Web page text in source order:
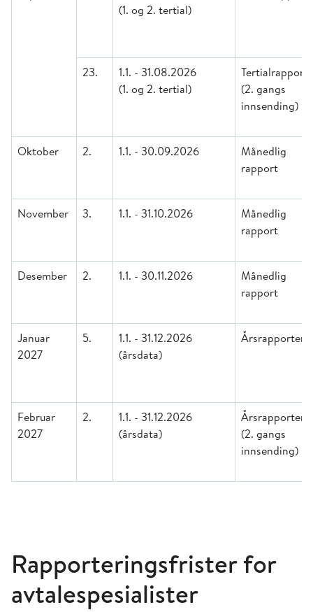
(1. og 2. tertial)
23.
1.1. - 31.08.2026
(1. og 2. tertial)
Tertialrapport
(2. gangs
innsending)
Oktober 2. 1.1. - 30.09.2026
Månedlig
rapport
November 3. 1.1. - 31.10.2026
Månedlig
rapport
Desember 2. 1.1. - 30.11.2026
Månedlig
rapport
Januar
2027
5.
1.1. - 31.12.2026
(årsdata)
Februar
2027
2.
1.1. - 31.12.2026
(årsdata)
(2. gangs
innsending)
Rapporteringsfrister for
avtalespesialister